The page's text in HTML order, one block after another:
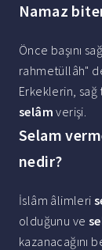
Namaz
Önce başını
rahmetüllâh"
Erkeklerin,
selâm verişi.
Selam
nedir?
İslâm âlimleri
olduğunu ve
kazanacağını